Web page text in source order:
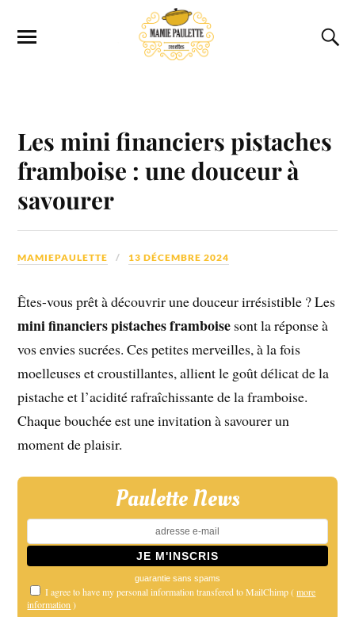
Les mini financiers pistaches
framboise : une douceur à
savourer
MAMIEPAULETTE 13 DÉCEMBRE 2024
Êtes-vous prêt à découvrir une douceur irrésistible ? Les
mini financiers pistaches framboise sont la réponse à
vos envies sucrées. Ces petites merveilles, à la fois
moelleuses et croustillantes, allient le goût délicat de la
pistache et l’acidité rafraîchissante de la framboise.
Chaque bouchée est une invitation à savourer un
moment de plaisir.
Paulette News
guarantie sans spams
I agree to have my personal information transfered to MailChimp (more
information)